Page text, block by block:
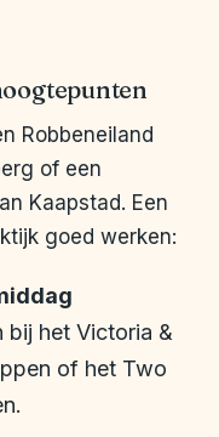
Robbeneiland
of een
Kaapstad. Een
goed werken:
bij het Victoria &
of het Two